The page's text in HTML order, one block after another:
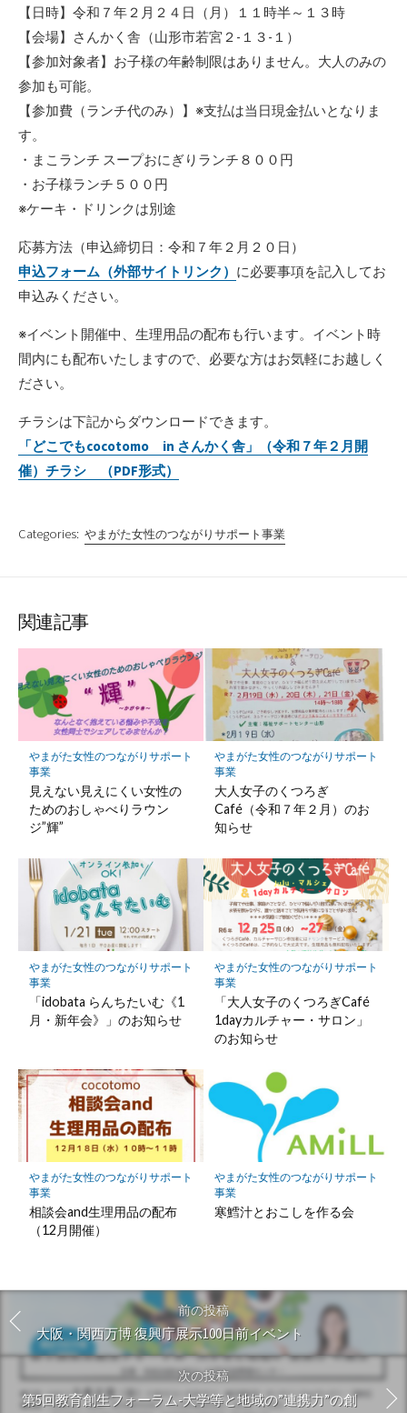
【日時】令和７年２月２４日（月）１１時半～１３時
【会場】さんかく舎（山形市若宮２-１３-１）
【参加対象者】お子様の年齢制限はありません。大人のみの
参加も可能。
【参加費（ランチ代のみ）】※支払は当日現金払いとなりま
す。
・まこランチ スープおにぎりランチ８００円
・お子様ランチ５００円
※ケーキ・ドリンクは別途
応募方法（申込締切日：令和７年２月２０日）
申込フォーム（外部サイトリンク） に必要事項を記入してお
申込みください。
※イベント開催中、生理用品の配布も行います。イベント時
間内にも配布いたしますので、必要な方はお気軽にお越しく
ださい。
チラシは下記からダウンロードできます。
「どこでもcocotomo in さんかく舎」（令和７年２月開
催）チラシ （PDF形式）
Categories: やまがた女性のつながりサポート事業
関連記事
やまがた女性のつながりサポート
事業
見えない見えにくい女性の
ためのおしゃべりラウン
ジ”輝”
やまがた女性のつながりサポート
事業
大人女子のくつろぎ
Café（令和７年２月）のお
知らせ
やまがた女性のつながりサポート
事業
「idobata らんちたいむ《1
月・新年会》」のお知らせ
やまがた女性のつながりサポート
事業
「大人女子のくつろぎCafé
1dayカルチャー・サロン」
のお知らせ
やまがた女性のつながりサポート
事業
相談会and生理用品の配布
（12月開催）
やまがた女性のつながりサポート
事業
寒鱈汁とおこしを作る会
前の投稿
大阪・関西万博 復興庁展示100日前イベント
次の投稿
第5回教育創生フォーラム-大学等と地域の”連携力”の創